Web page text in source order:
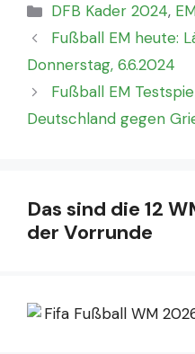
Kategorien
DFB Kader 2024,
Fußball EM heute:
Donnerstag, 6.6.2024
Fußball EM
Deutschland gegen
Das sind die 12
der Vorrunde